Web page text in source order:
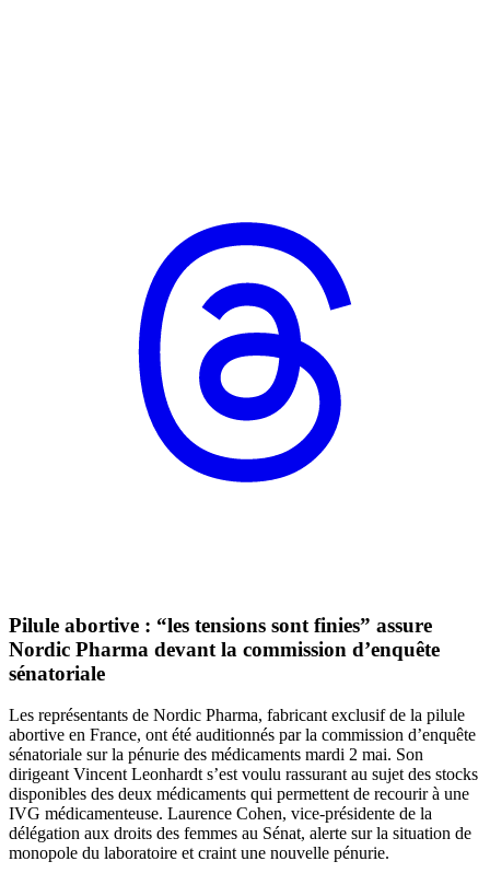
Pilule abortive : “les tensions sont finies” assure
Nordic Pharma devant la commission d’enquête
sénatoriale
Les représentants de Nordic Pharma, fabricant exclusif de la pilule
abortive en France, ont été auditionnés par la commission d’enquête
sénatoriale sur la pénurie des médicaments mardi 2 mai. Son
dirigeant Vincent Leonhardt s’est voulu rassurant au sujet des stocks
disponibles des deux médicaments qui permettent de recourir à une
IVG médicamenteuse. Laurence Cohen, vice-présidente de la
délégation aux droits des femmes au Sénat, alerte sur la situation de
monopole du laboratoire et craint une nouvelle pénurie.